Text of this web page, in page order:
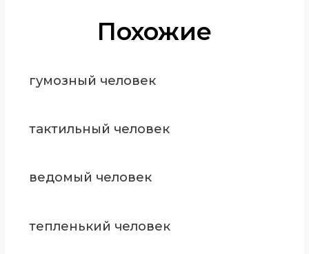
Похожие
гумозный человек
тактильный человек
ведомый человек
тепленький человек